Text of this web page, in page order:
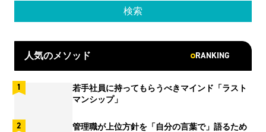
人気のメソッド RANKING
若手社員に持ってもらうべきマインド「ラスト
マンシップ」
管理職が上位方針を「自分の言葉で」語るため